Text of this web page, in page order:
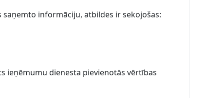
informāciju, atbildes ir sekojošas:
ieņēmumu dienesta pievienotās vērtības